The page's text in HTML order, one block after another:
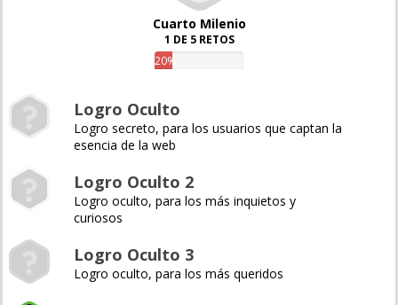
Cuarto Milenio
1 DE 5 RETOS
20%
Logro Oculto
Logro secreto, para los usuarios que captan la
esencia de la web
Logro Oculto 2
Logro oculto, para los más inquietos y
curiosos
Logro Oculto 3
Logro oculto, para los más queridos